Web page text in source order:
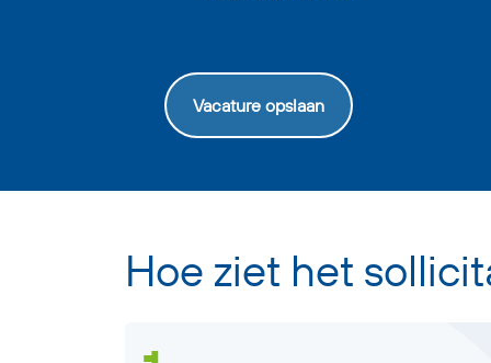
Vacature opslaan
Hoe ziet het